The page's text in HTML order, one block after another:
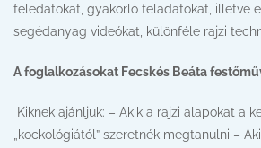
feledatokat, gyakorló feladatokat, illetve
segédanyag videókat, különféle rajzi
A foglalkozásokat Fecskés Beáta
Kiknek ajánljuk: – Akik a rajzi alapokat a
„kockológiától” szeretnék megtanulni –